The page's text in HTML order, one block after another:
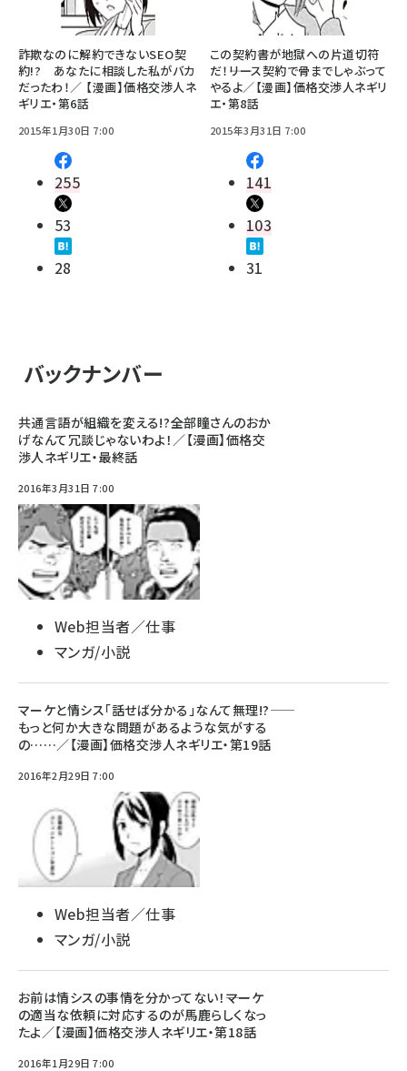
詐欺なのに解約できないSEO契
約!? あなたに相談した私がバカ
だったわ！／ 【漫画】価格交渉人ネ
ギリエ・第6話
2015年1月30日 7:00
255
53
28
この契約書が地獄への片道切符
だ！――リース契約で骨までしゃぶって
やるよ／【漫画】価格交渉人ネギリ
エ・第8話
2015年3月31日 7:00
141
103
31
バックナンバー
共通言語が組織を変える!?――全部瞳さんのおか
げなんて冗談じゃないわよ！／【漫画】価格交
渉人ネギリエ・最終話
2016年3月31日 7:00
Web担当者／仕事
マンガ/小説
マーケと情シス「話せば分かる」なんて無理!?――
もっと何か大きな問題があるような気がする
の……／【漫画】価格交渉人ネギリエ・第19話
2016年2月29日 7:00
Web担当者／仕事
マンガ/小説
お前は情シスの事情を分かってない！――マーケ
の適当な依頼に対応するのが馬鹿らしくなっ
たよ／【漫画】価格交渉人ネギリエ・第18話
2016年1月29日 7:00